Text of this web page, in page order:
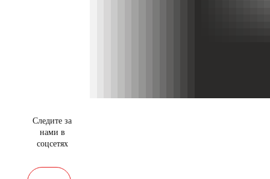
Следите за
нами в
соцсетях